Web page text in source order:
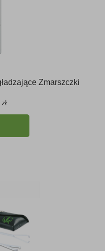
Zmarszczki
zł